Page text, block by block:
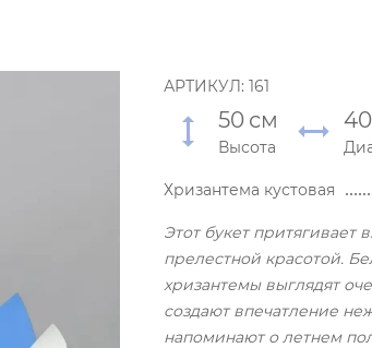
АРТИКУЛ: 161
50 см
Высота
40
Хризантема кустовая
Этот букет притягивает
прелестной красотой.
хризантемы выглядят
создают впечатление
напоминают о летнем